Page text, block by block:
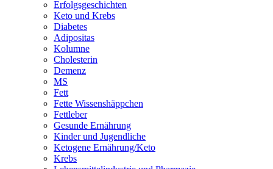
Erfolgsgeschichten
Keto und Krebs
Diabetes
Adipositas
Kolumne
Cholesterin
Demenz
MS
Fett
Fette Wissenshäppchen
Fettleber
Gesunde Ernährung
Kinder und Jugendliche
Ketogene Ernährung/Keto
Krebs